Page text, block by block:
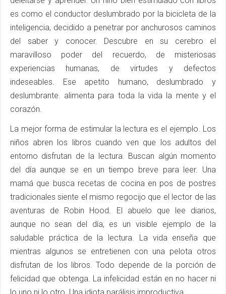
es como el conductor deslumbrado por la bicicleta de la
inteligencia, decidido a penetrar por anchurosos caminos
del saber y conocer. Descubre en su cerebro el
maravilloso poder del recuerdo, de misteriosas
experiencias humanas, de virtudes y defectos
indeseables. Ese apetito humano, deslumbrado y
deslumbrante. alimenta para toda la vida la mente y el
corazón.
La mejor forma de estimular la lectura es el ejemplo. Los
niños abren los libros cuando ven que los adultos del
entorno disfrutan de la lectura. Buscan algún momento
del día aunque se en un tiempo breve para leer. Una
mamá que busca recetas de cocina en pos de postres
tradicionales siente el mismo regocijo que el lector de las
aventuras de Robin Hood. El abuelo que lee diarios,
aunque no sean del día, es un visible ejemplo de la
saludable práctica de la lectura. La vida enseña que
mientras algunos se entretienen con una pelota otros
disfrutan de los libros. Todo depende de la porción de
felicidad que obtenga. La infelicidad están en no hacer ni